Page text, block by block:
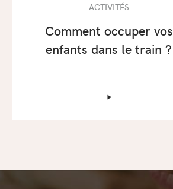
ACTIVITÉS
Comment occuper vos
enfants dans le train ?
‣